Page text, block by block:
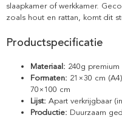
slaapkamer of werkkamer.
zoals hout en rattan, komt dit
Productspecificatie
Materiaal: 240g
Formaten: 21×30 cm
70×100 cm
Lijst: Apart verkrijgbaar
Productie: Duurzaam